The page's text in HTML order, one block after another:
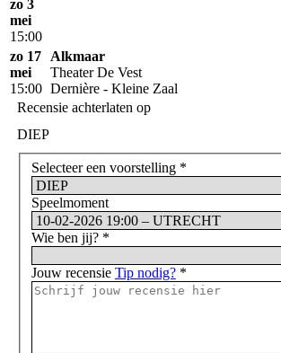
zo 3
mei
15:00
zo 17
mei
15:00
Alkmaar
Theater De Vest
Dernière - Kleine Zaal
Recensie achterlaten op
DIEP
Selecteer een voorstelling *
Speelmoment
Wie ben jij? *
Jouw recensie Tip nodig? *